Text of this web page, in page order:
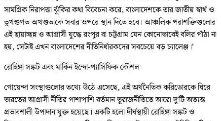
সামগ্রিক নিরাপত্তা ঝুঁকির কথা বিবেচনা করে, বাংলাদেশকে তার জাতীয় স্বার্থ ও
ভূখণ্ডগত অখণ্ডতাকে সবার ওপরে স্থান দিতে হবে। আঞ্চলিক পরাশক্তিগুলোর
এই ছায়াচ্ছন্ন ও আগ্রাসী যুদ্ধে রংপুর বা চট্টগ্রাম যেন কোনোভাবেই বলির পাঁঠা না
হয়, সেটাই এখন বাংলাদেশের নীতিনির্ধারকদের সবচেয়ে বড় চ্যালেঞ্জ।’
রোহিঙ্গা সঙ্কট এবং মার্কিন ইন্দো-প্যাসিফিক কৌশল
গোয়েন্দা সংস্থাগুলোর তথ্যে উঠে এসেছে, এই অর্থনৈতিক করিডোরকে ঘিরে
ভারতের আগ্রাসী নীতির পাশাপাশি বর্তমান ভূরাজনীতিতে আরো দু’টি অত্যন্ত
প্রভাবশালী উপাদান যুক্ত হয়েছে। একটি হলো দীর্ঘস্থায়ী রোহিঙ্গা সঙ্কট ও